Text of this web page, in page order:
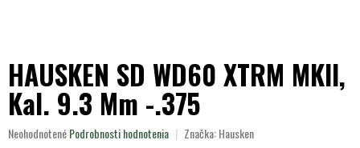
HAUSKEN SD WD60 XTRM MKII,
Kal. 9.3 Mm -.375
Priemerné
NeohodnotenéPodrobnosti hodnotenia Značka:Hausken